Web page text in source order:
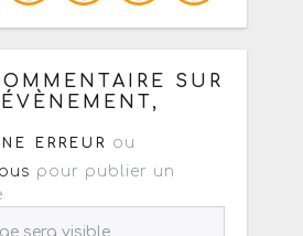
ci-dessous pour un
/ réseau social
SUR
ERREUR
ou
pour publier un